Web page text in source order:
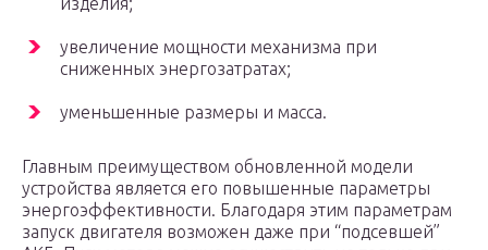
увеличение мощности механизма при
сниженных энергозатратах;
уменьшенные размеры и масса.
Главным преимуществом обновленной модели
устройства является его повышенные параметры
энергоэффективности. Благодаря этим параметрам
запуск двигателя возможен даже при “подсевшей”